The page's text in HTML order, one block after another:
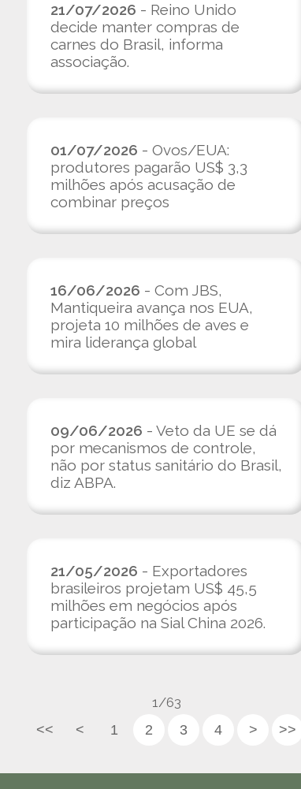
21/07/2026 - Reino Unido
decide manter compras de
carnes do Brasil, informa
associação.
01/07/2026 - Ovos/EUA:
produtores pagarão US$ 3,3
milhões após acusação de
combinar preços
16/06/2026 - Com JBS,
Mantiqueira avança nos EUA,
projeta 10 milhões de aves e
mira liderança global
09/06/2026 - Veto da UE se dá
por mecanismos de controle,
não por status sanitário do Brasil,
diz ABPA.
21/05/2026 - Exportadores
brasileiros projetam US$ 45,5
milhões em negócios após
participação na Sial China 2026.
1/63
<<
< 1 2 3 4 > >>